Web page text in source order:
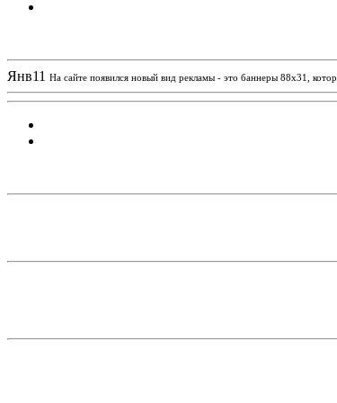
Янв11 На сайте появился новый вид рекламы - это баннеры 88х31,